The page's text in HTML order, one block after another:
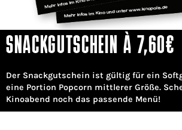
SNACKGUTSCHEIN À 7,60€
Der Snackgutschein ist gültig für ein
eine Portion Popcorn mittlerer Größe.
Kinoabend noch das passende Menü!